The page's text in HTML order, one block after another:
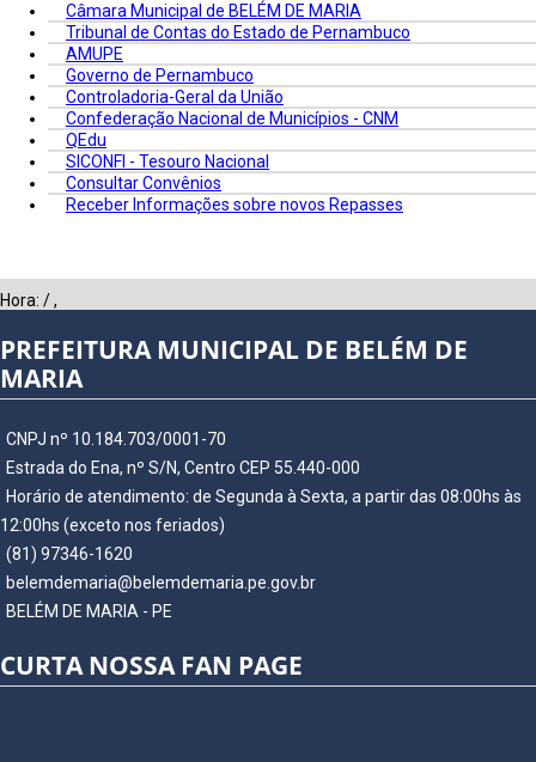
Câmara Municipal de BELÉM DE MARIA
Tribunal de Contas do Estado de Pernambuco
AMUPE
Governo de Pernambuco
Controladoria-Geral da União
Confederação Nacional de Municípios - CNM
QEdu
SICONFI - Tesouro Nacional
Consultar Convênios
Receber Informações sobre novos Repasses
Hora: /,
PREFEITURA MUNICIPAL DE BELÉM DE
MARIA
CNPJ nº 10.184.703/0001-70
Estrada do Ena, nº S/N, Centro CEP 55.440-000
Horário de atendimento: de Segunda à Sexta, a partir das 08:00hs às
12:00hs (exceto nos feriados)
(81) 97346-1620
belemdemaria@belemdemaria.pe.gov.br
BELÉM DE MARIA - PE
CURTA NOSSA FAN PAGE